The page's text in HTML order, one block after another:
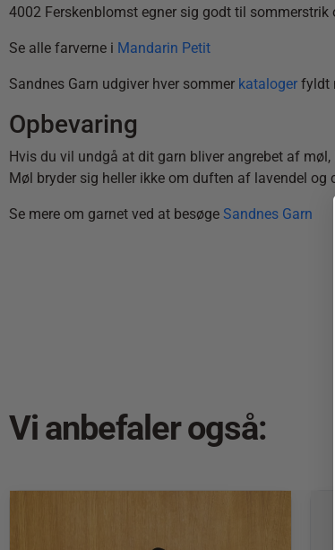
4002 Ferskenblomst egner sig godt til
Se alle farverne i Mandarin Petit
Sandnes Garn udgiver hver sommer kataloger fyldt
Opbevaring
Hvis du vil undgå at dit garn bliver angrebet af
Møl bryder sig heller ikke om duften af lavendel og
Se mere om garnet ved at besøge Sandnes Garn
Vi anbefaler også: